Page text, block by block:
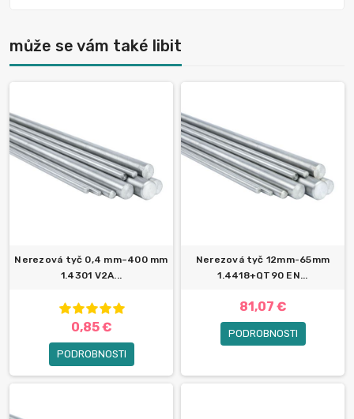
může se vám také libit
Nerezová tyč 0,4 mm–400 mm
1.4301 V2A...
0,85 €
PODROBNOSTI
Nerezová tyč 12mm-65mm
1.4418+QT90 EN...
81,07 €
PODROBNOSTI